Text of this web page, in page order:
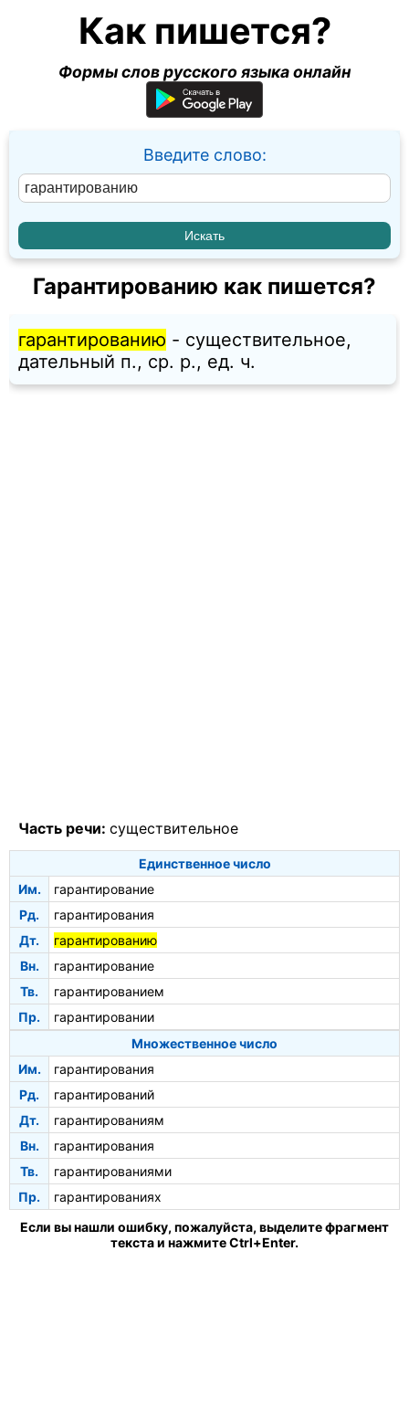
Как пишется?
Формы слов русского языка онлайн
Введите слово:
Гарантированию как пишется?
гарантированию - существительное,
дательный п., ср. p., ед. ч.
Часть речи: существительное
Единственное число
Им.
гарантирование
Рд.
гарантирования
Дт.
гарантированию
Вн.
гарантирование
Тв.
гарантированием
Пр.
гарантировании
Множественное число
Им.
гарантирования
Рд.
гарантирований
Дт.
гарантированиям
Вн.
гарантирования
Тв.
гарантированиями
Пр.
гарантированиях
Если вы нашли ошибку, пожалуйста, выделите фрагмент
текста и нажмите Ctrl+Enter.